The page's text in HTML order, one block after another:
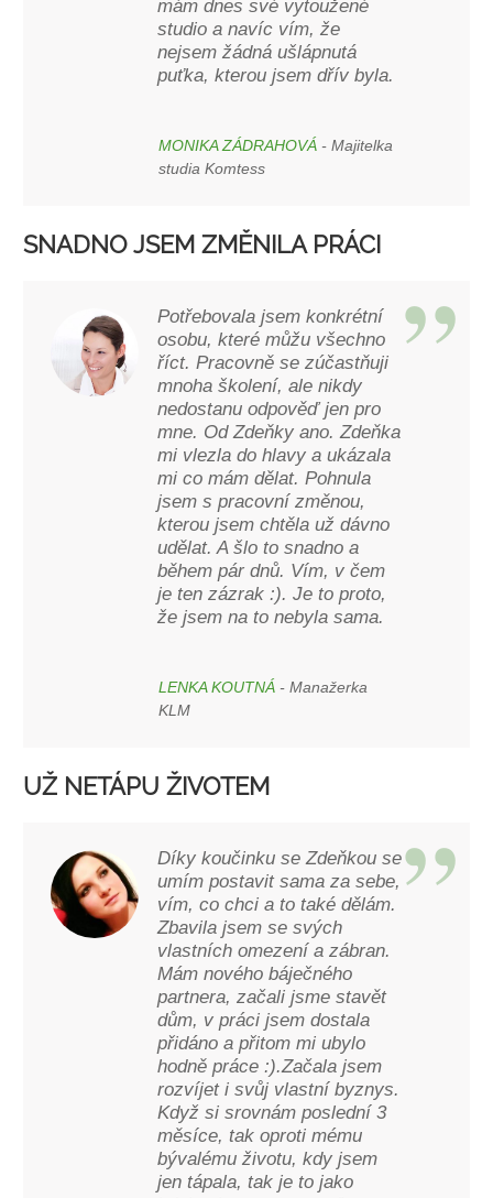
mám dnes své vytoužené
studio a navíc vím, že
nejsem žádná ušlápnutá
puťka, kterou jsem dřív byla.
MONIKA ZÁDRAHOVÁ - Majitelka
studia Komtess
SNADNO JSEM ZMĚNILA PRÁCI
Potřebovala jsem konkrétní
osobu, které můžu všechno
říct. Pracovně se zúčastňuji
mnoha školení, ale nikdy
nedostanu odpověď jen pro
mne. Od Zdeňky ano. Zdeňka
mi vlezla do hlavy a ukázala
mi co mám dělat. Pohnula
jsem s pracovní změnou,
kterou jsem chtěla už dávno
udělat. A šlo to snadno a
během pár dnů. Vím, v čem
je ten zázrak :). Je to proto,
že jsem na to nebyla sama.
LENKA KOUTNÁ - Manažerka
KLM
UŽ NETÁPU ŽIVOTEM
Díky koučinku se Zdeňkou se
umím postavit sama za sebe,
vím, co chci a to také dělám.
Zbavila jsem se svých
vlastních omezení a zábran.
Mám nového báječného
partnera, začali jsme stavět
dům, v práci jsem dostala
přidáno a přitom mi ubylo
hodně práce :).Začala jsem
rozvíjet i svůj vlastní byznys.
Když si srovnám poslední 3
měsíce, tak oproti mému
bývalému životu, kdy jsem
jen tápala, tak je to jako